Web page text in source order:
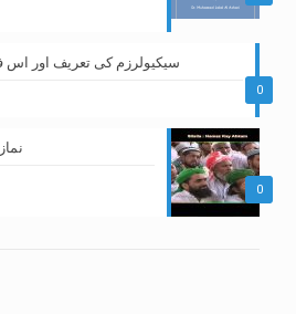
0
سیکیولرزم کی تعریف اور اس
0